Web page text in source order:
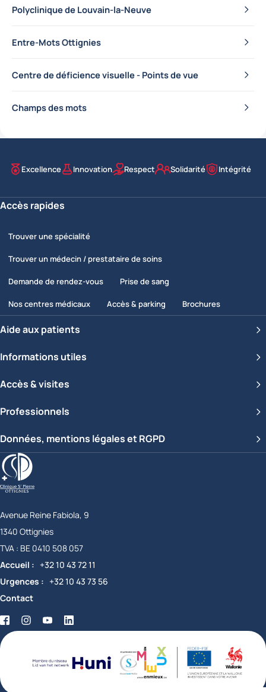
Polyclinique de Louvain-la-Neuve
Entre-Mots Ottignies
Centre de déficience visuelle - Points de vue
Champs des mots
Nos valeurs
Excellence Innovation Respect Solidarité Intégrité
Accès rapides
Trouver une spécialité
Trouver un médecin / prestataire de soins
Demande de rendez-vous Prise de sang
Nos centres médicaux Accès & parking Brochures
Aide aux patients
Informations utiles
Accès & visites
Professionnels
Données, mentions légales et RGPD
Clinique Saint-Pierre Ottignies
Avenue Reine Fabiola, 9
1340 Ottignies
Belgique
TVA : BE 0410 508 057
Accueil
+32 10 43 72 11
Urgences
+32 10 43 73 56
Contact
FacebookTwitterYouTubeLinkedIn
certifications